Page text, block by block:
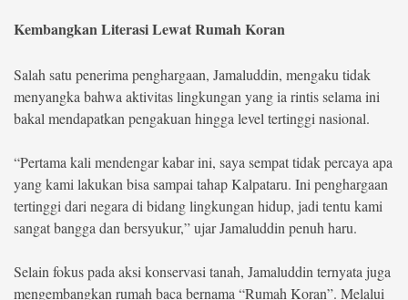
Kembangkan Literasi Lewat Rumah Koran
Salah satu penerima penghargaan, Jamaluddin, mengaku tidak
menyangka bahwa aktivitas lingkungan yang ia rintis selama ini
bakal mendapatkan pengakuan hingga level tertinggi nasional.
“Pertama kali mendengar kabar ini, saya sempat tidak percaya apa
yang kami lakukan bisa sampai tahap Kalpataru. Ini penghargaan
tertinggi dari negara di bidang lingkungan hidup, jadi tentu kami
sangat bangga dan bersyukur,” ujar Jamaluddin penuh haru.
Selain fokus pada aksi konservasi tanah, Jamaluddin ternyata juga
mengembangkan rumah baca bernama “Rumah Koran”. Melalui